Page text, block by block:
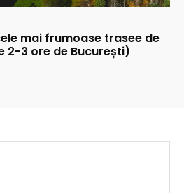
mai frumoase trasee de
2-3 ore de București)